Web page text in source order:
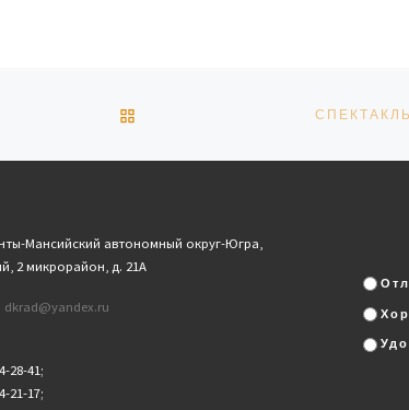
ОБРАТНО К СПИСКУ ЗАПИСЕЙ
Мансийский автономный округ-Югра,
2 микрорайон, д. 21А
dkrad@yandex.ru
28-41;
21-17;